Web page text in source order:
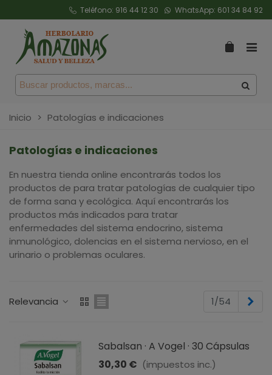
Teléfono: 916 44 12 30 WhatsApp: 601 34 84 92
Inicio > Patologías e indicaciones
Patologías e indicaciones
En nuestra tienda online encontrarás todos los
productos de para tratar patologías de cualquier tipo
de forma sana y ecológica. Aquí encontrarás los
productos más indicados para tratar
enfermedades del sistema endocrino, sistema
inmunológico, dolencias en el sistema nervioso, en el
urinario o problemas oculares.
Relevancia 1/54
Sabalsan · A Vogel · 30 Cápsulas
30,30 € (impuestos inc.)